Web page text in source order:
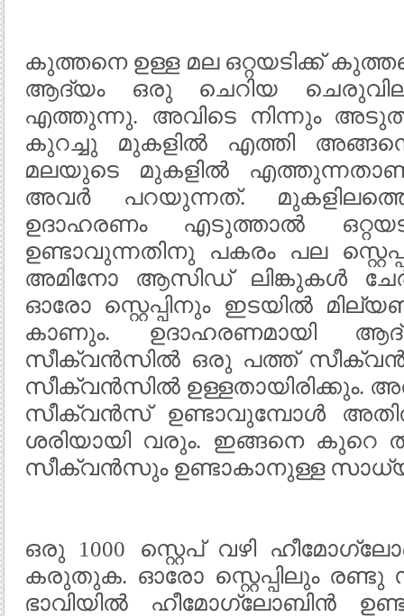
കുത്തനെ ഉള്ള മല ഒറ്റയടിക്ക്
ആദ്യം ഒരു ചെറിയ
എത്തുന്നു. അവിടെ നിന്നും
കുറച്ചു മുകളിൽ എത്തി അങ്ങനെ
മലയുടെ മുകളിൽ
അവർ പറയുന്നത്.
ഉദാഹരണം എടുത്താൽ
ഉണ്ടാവുന്നതിനു പകരം പല
അമിനോ ആസിഡ് ലിങ്കുകൾ
ഓരോ സ്റ്റെപ്പിനും ഇടയിൽ
കാണും. ഉദാഹരണമായി
സീക്വൻസിൽ ഒരു പത്ത്
സീക്വൻസിൽ ഉള്ളതായിരിക്കും.
സീക്വൻസ് ഉണ്ടാവുമ്പോൾ
ശരിയായി വരും. ഇങ്ങനെ കുറെ
സീക്വന്‍സും ഉണ്ടാകാനുള്ള
ഒരു 1000 സ്റ്റെപ് വഴി
കരുതുക. ഓരോ സ്റ്റെപ്പിലും
ഭാവിയിൽ ഹീമോഗ്ലോബിൻ